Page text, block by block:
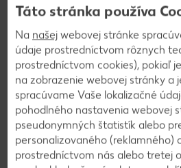
Nebeský bambus
(Nandina domestica)
priemer kvetináča: 13 cm
1 kus
iba
7,99
1 kus
iba
Výrobky sú v ponuke do vypredania
množstve. Zobrazenia sú len ilustračné.
Táto stránka používa
Na našej webovej stránke
údaje prostredníctvom rôznych
prostredníctvom cookies), pokiaľ
na zobrazenie webovej stránky a
spracúvame Vaše lokalizačné
pohodlného nastavenia webovej
pseudonymných štatistík alebo
personalizovaného (reklamného)
prostredníctvom nás alebo tretej